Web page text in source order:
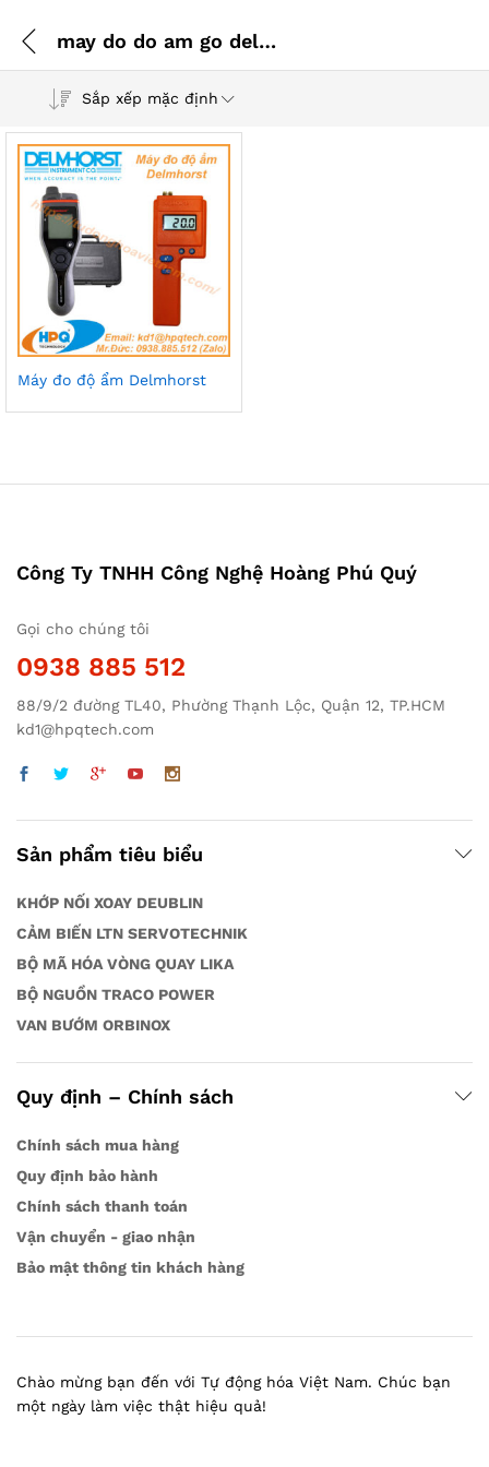
may do do am go delmhorst
Sắp xếp mặc định
Máy đo độ ẩm Delmhorst
Công Ty TNHH Công Nghệ Hoàng Phú Quý
Gọi cho chúng tôi
0938 885 512
88/9/2 đường TL40, Phường Thạnh Lộc, Quận 12, TP.HCM
kd1@hpqtech.com
Sản phẩm tiêu biểu
KHỚP NỐI XOAY DEUBLIN
CẢM BIẾN LTN SERVOTECHNIK
BỘ MÃ HÓA VÒNG QUAY LIKA
BỘ NGUỒN TRACO POWER
VAN BƯỚM ORBINOX
Quy định – Chính sách
Chính sách mua hàng
Quy định bảo hành
Chính sách thanh toán
Vận chuyển - giao nhận
Bảo mật thông tin khách hàng
Chào mừng bạn đến với Tự động hóa Việt Nam. Chúc bạn
một ngày làm việc thật hiệu quả!